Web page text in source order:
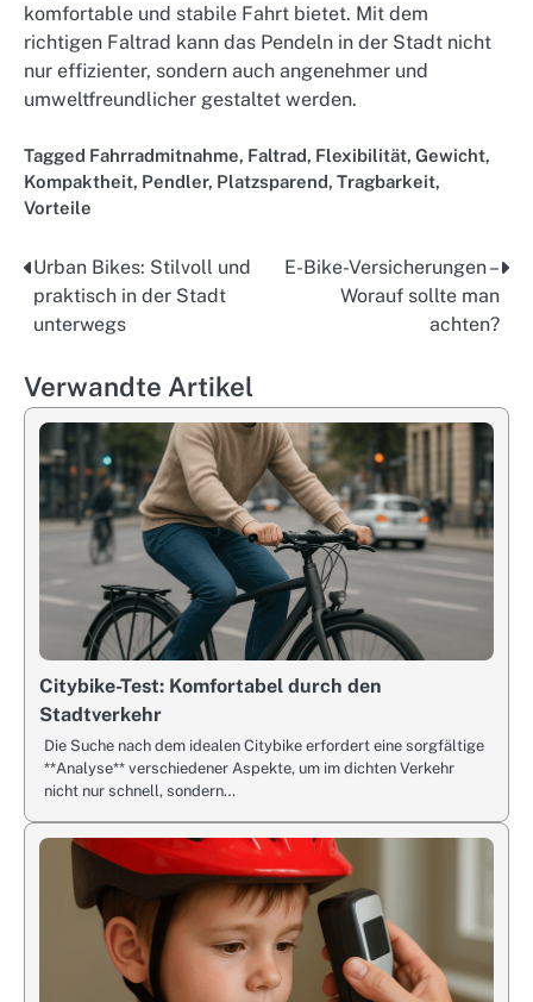
komfortable und stabile Fahrt bietet. Mit dem
richtigen Faltrad kann das Pendeln in der Stadt nicht
nur effizienter, sondern auch angenehmer und
umweltfreundlicher gestaltet werden.
Tagged Fahrradmitnahme, Faltrad, Flexibilität, Gewicht,
Kompaktheit, Pendler, Platzsparend, Tragbarkeit,
Vorteile
Post
navigation
Urban Bikes: Stilvoll und
praktisch in der Stadt
unterwegs
E-Bike-Versicherungen –
Worauf sollte man
achten?
Verwandte Artikel
Citybike-Test: Komfortabel durch den
Stadtverkehr
Die Suche nach dem idealen Citybike erfordert eine sorgfältige
**Analyse** verschiedener Aspekte, um im dichten Verkehr
nicht nur schnell, sondern…